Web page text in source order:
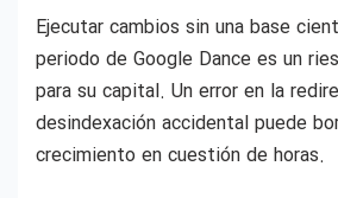
Ejecutar cambios sin una base
periodo de Google Dance es un
para su capital. Un error en la
desindexación accidental puede
crecimiento en cuestión de horas.